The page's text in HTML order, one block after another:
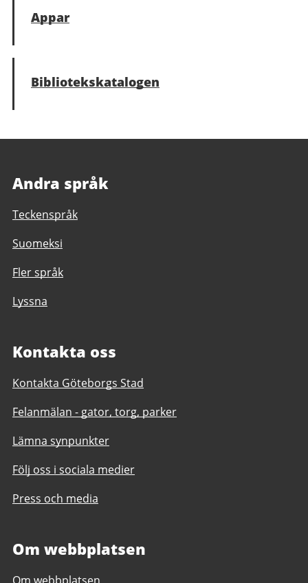
Appar
Bibliotekskatalogen
Andra språk
Teckenspråk
Suomeksi
Fler språk
Lyssna
Kontakta oss
Kontakta Göteborgs Stad
Felanmälan - gator, torg, parker
Lämna synpunkter
Följ oss i sociala medier
Press och media
Om webbplatsen